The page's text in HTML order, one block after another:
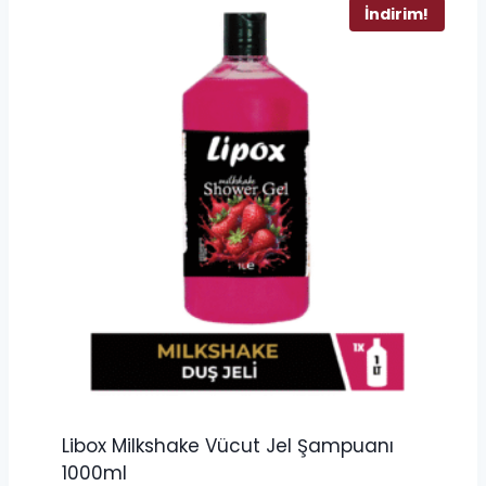
İndirim!
Libox Milkshake Vücut Jel Şampuanı
1000ml